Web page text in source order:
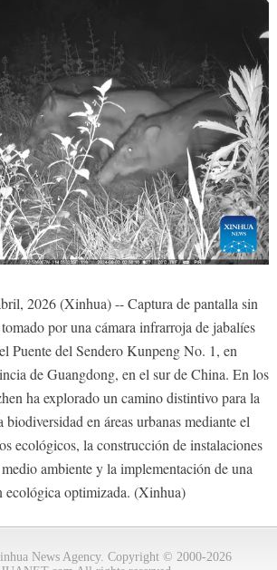
2026 (Xinhua) -- Captura de pantalla sin
por una cámara infrarroja de jabalíes
Puente del Sendero Kunpeng No. 1, en
de Guangdong, en el sur de China. En los
ha explorado un camino distintivo para la
biodiversidad en áreas urbanas mediante el
ecológicos, la construcción de instalaciones
ambiente y la implementación de una
ecológica optimizada. (Xinhua)
News Agency. Copyright © 2000-2026